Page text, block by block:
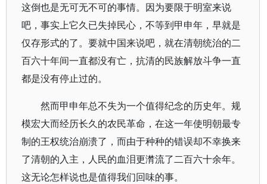
这倒也是无可无不可的事情。因为要限于明室来说
吧，事实上它久已失掉民心，不等到甲申年，早就是
仅存形式的了。要就中国来说吧，就在清朝统治的二
百六十年间一直都没有亡，抗清的民族解放斗争一直
都是没有停止过的。
然而甲申年总不失为一个值得纪念的历史年。规
模宏大而经历长久的农民革命，在这一年使明朝最专
制的王权统治崩溃了，而由于种种的错误却不幸换来
了清朝的入主，人民的血泪更潸流了二百六十余年。
这无论怎样说也是值得我们回味的事。